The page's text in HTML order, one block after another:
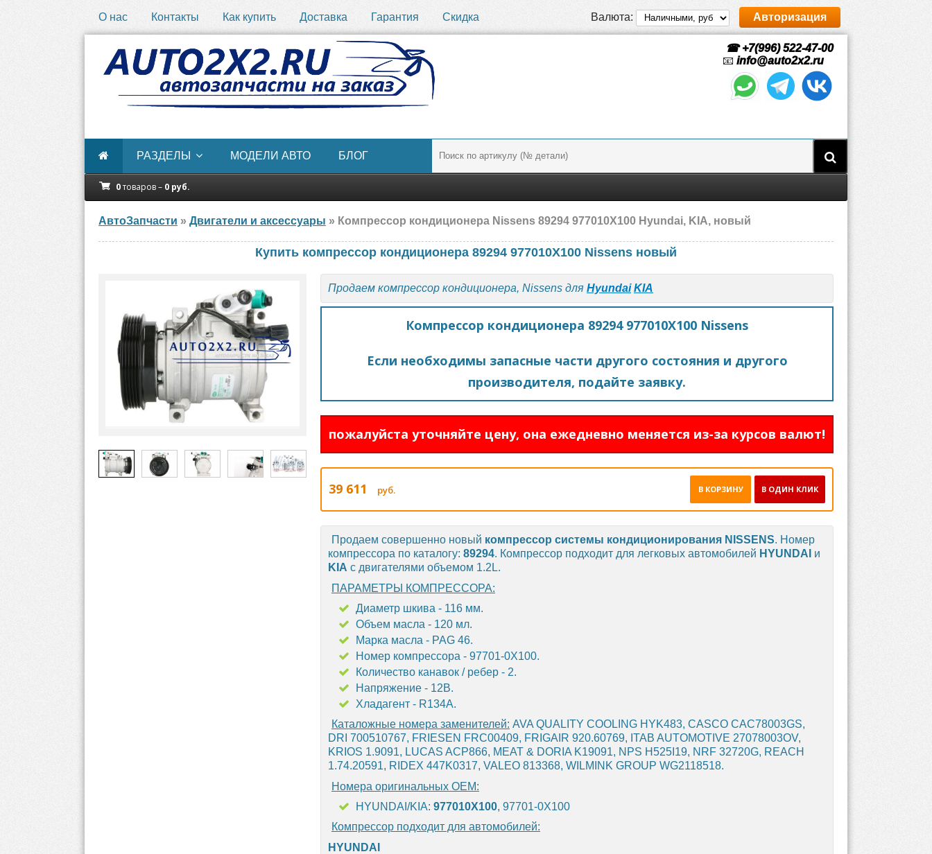
О нас Контакты Как купить Доставка Гарантия Скидка Валюта: Авторизация
☎ +7(996) 522-47-00
📧 info@auto2x2.ru
РАЗДЕЛЫ МОДЕЛИ АВТО БЛОГ
0товаров – 0 руб.
АвтоЗапчасти » Двигатели и аксессуары » Компрессор кондиционера Nissens 89294 977010X100 Hyundai, KIA, новый
Купить компрессор кондиционера 89294 977010X100 Nissens новый
Продаем компрессор кондиционера, Nissens для Hyundai KIA
Компрессор кондиционера 89294 977010X100 Nissens
Если необходимы запасные части другого состояния и другого
производителя, подайте заявку.
пожалуйста уточняйте цену, она ежедневно меняется из-за курсов валют!
39 611 руб. В ОДИН КЛИК
В КОРЗИНУ
Продаем совершенно новый компрессор системы кондиционирования NISSENS. Номер
компрессора по каталогу: 89294. Компрессор подходит для легковых автомобилей HYUNDAI и
KIA с двигателями объемом 1.2L.
ПАРАМЕТРЫ КОМПРЕССОРА:
Диаметр шкива - 116 мм.
Объем масла - 120 мл.
Марка масла - PAG 46.
Номер компрессора - 97701-0X100.
Количество канавок / ребер - 2.
Напряжение - 12В.
Хладагент - R134A.
Каталожные номера заменителей: AVA QUALITY COOLING HYK483, CASCO CAC78003GS,
DRI 700510767, FRIESEN FRC00409, FRIGAIR 920.60769, ITAB AUTOMOTIVE 27078003OV,
KRIOS 1.9091, LUCAS ACP866, MEAT & DORIA K19091, NPS H525I19, NRF 32720G, REACH
1.74.20591, RIDEX 447K0317, VALEO 813368, WILMINK GROUP WG2118518.
Номера оригинальных OEM:
HYUNDAI/KIA: 977010X100, 97701-0X100
Компрессор подходит для автомобилей:
HYUNDAI